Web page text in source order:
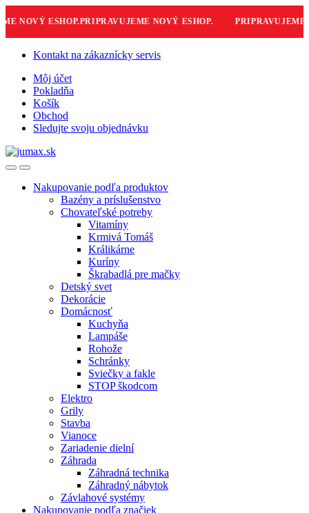
NOVÝ ESHOP.PRIPRAVUJEME NOVÝ ESHOP. PRIPRAVUJEME
Skip
navigation
Skip
content
Kontakt na zákaznícky servis
Môj účet
Pokladňa
Košík
Obchod
Sledujte svoju objednávku
Nakupovanie podľa produktov
Bazény a príslušenstvo
Chovateľské potreby
Vitamíny
Krmivá Tomáš
Králikárne
Kuríny
Škrabadlá pre mačky
Detský svet
Dekorácie
Domácnosť
Kuchyňa
Lampáše
Rohože
Schránky
Sviečky a fakle
STOP škodcom
Elektro
Grily
Stavba
Vianoce
Zariadenie dielní
Záhrada
Záhradná technika
Záhradný nábytok
Závlahové systémy
Nakupovanie podľa značiek